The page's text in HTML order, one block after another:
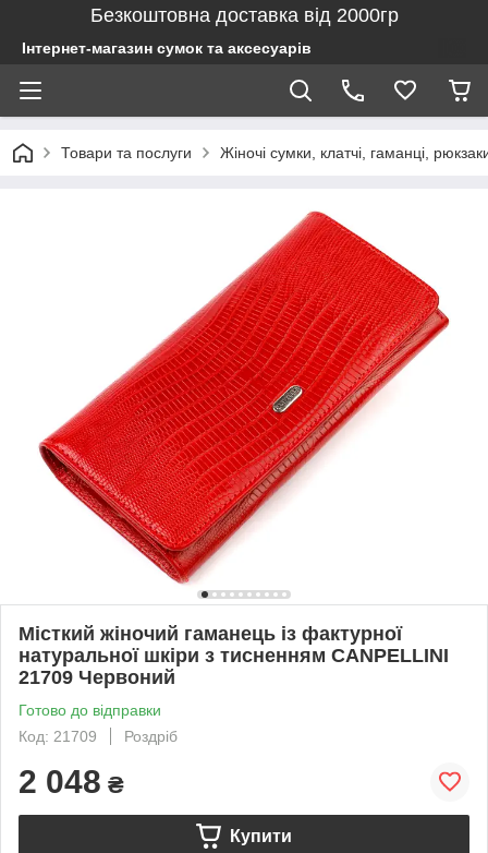
Безкоштовна доставка від 2000гр
Інтернет-магазин сумок та аксесуарів
Товари та послуги Жіночі сумки, клатчі, гаманці,
Місткий жіночий гаманець із фактурної
натуральної шкіри з тисненням CANPELLINI
21709 Червоний
Готово до відправки
Код: 21709
Роздріб
2 048 ₴
Купити